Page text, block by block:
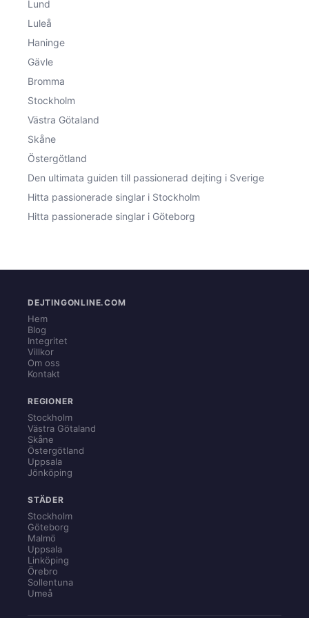
Lund
Luleå
Haninge
Gävle
Bromma
Stockholm
Västra Götaland
Skåne
Östergötland
Den ultimata guiden till passionerad dejting i Sverige
Hitta passionerade singlar i Stockholm
Hitta passionerade singlar i Göteborg
DEJTINGONLINE.COM
Hem
Blog
Integritet
Villkor
Om oss
Kontakt
REGIONER
Stockholm
Västra Götaland
Skåne
Östergötland
Uppsala
Jönköping
STÄDER
Stockholm
Göteborg
Malmö
Uppsala
Linköping
Örebro
Sollentuna
Umeå